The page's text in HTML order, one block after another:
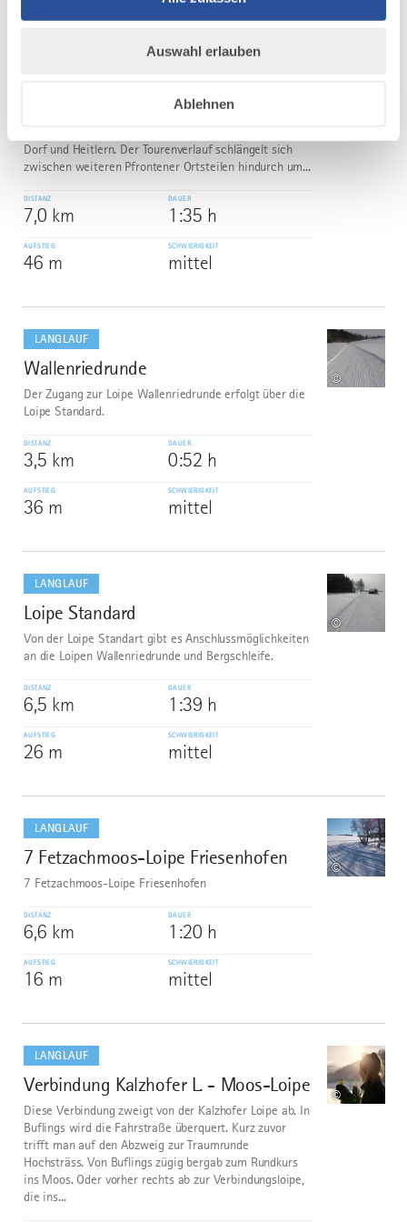
Auswahl erlauben
Ablehnen
Die "Talloipe Nord" verläuft durch den nördlichen Teil
Dorf und Heitlern. Der Tourenverlauf schlängelt sich
zwischen weiteren Pfrontener Ortsteilen hindurch um...
DISTANZ
7,0 km
DAUER
1:35 h
AUFSTIEG
46 m
SCHWIERIGKEIT
mittel
mehr
LANGLAUF
7
Wallenriedrunde
©
Der Zugang zur Loipe Wallenriedrunde erfolgt über die
Loipe Standard.
DISTANZ
3,5 km
DAUER
0:52 h
AUFSTIEG
36 m
SCHWIERIGKEIT
mittel
dazu
LANGLAUF
8
Loipe Standard
©
Von der Loipe Standart gibt es Anschlussmöglichkeiten
an die Loipen Wallenriedrunde und Bergschleife.
DISTANZ
6,5 km
DAUER
1:39 h
AUFSTIEG
26 m
SCHWIERIGKEIT
mittel
dazu
LANGLAUF
9
7 Fetzachmoos-Loipe Friesenhofen
©
7 Fetzachmoos-Loipe Friesenhofen
DISTANZ
6,6 km
DAUER
1:20 h
AUFSTIEG
16 m
SCHWIERIGKEIT
mittel
dazu
LANGLAUF
10
Verbindung Kalzhofer L. - Moos-Loipe
©
Diese Verbindung zweigt von der Kalzhofer Loipe ab. In
Buflings wird die Fahrstraße überquert. Kurz zuvor
trifft man auf den Abzweig zur Traumrunde
Hochsträss. Von Buflings zügig bergab zum Rundkurs
ins Moos. Oder vorher rechts ab zur Verbindungsloipe,
die ins...
dazu